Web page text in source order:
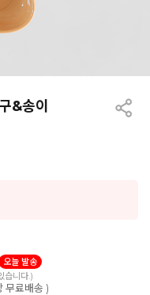
&송이
오늘 발송
습니다.)
료배송 )